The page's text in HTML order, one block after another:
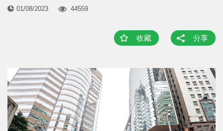
01/08/2023 44559
收藏 分享